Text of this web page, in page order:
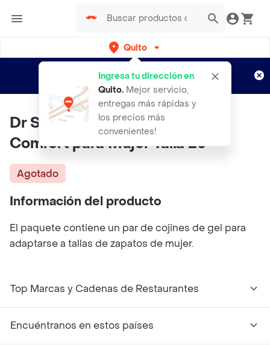
Quito
Ingresa tu dirección en
Quito. Mejor servicio,
entregas más rápidas y
los precios más
convenientes!
envíos gratis por semanas
Aplican TyC
Dr Scholls Taloneras de Gel
Comfort para Mujer Talla 23
Agotado
Información del producto
El paquete contiene un par de cojines de gel para
adaptarse a tallas de zapatos de mujer.
Top Marcas y Cadenas de Restaurantes
Encuéntranos en estos países